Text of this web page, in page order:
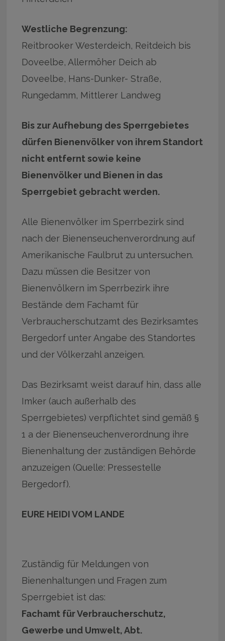
Westliche Begrenzung:
Reitbrooker Westerdeich, Reitdeich bis
Doveelbe, Allermöher Deich ab
Doveelbe, Hans-Dunker- Straße,
Rungedamm, Mittlerer Landweg
Bis zur Aufhebung des Sperrgebietes
dürfen Bienenvölker von ihrem Standort
nicht entfernt sowie keine
Bienenvölker und Bienen in das
Sperrgebiet gebracht werden.
Alle Bienenvölker im Sperrbezirk sind
nach der Bienenseuchenverordnung auf
Amerikanische Faulbrut zu untersuchen.
Dazu müssen die Besitzer von
Bienenvölkern im Sperrbezirk ihre
Bestände dem Fachamt für
Verbraucherschutzamt des Bezirksamtes
Bergedorf unter Angabe des Standortes
und der Völkerzahl anzeigen.
Das Bezirksamt weist darauf hin, dass alle
Imker (auch außerhalb des
Sperrgebietes) verpflichtet sind gemäß §
1 a der Bienenseuchenverordnung ihre
Bienenhaltung der zuständigen Behörde
anzuzeigen (Quelle: Pressestelle
Bergedorf).
EURE HEIDI VOM LANDE
Zuständig für Meldungen von
Bienenhaltungen und Fragen zum
Sperrgebiet ist das:
Fachamt für Verbraucherschutz,
Gewerbe und Umwelt, Abt.